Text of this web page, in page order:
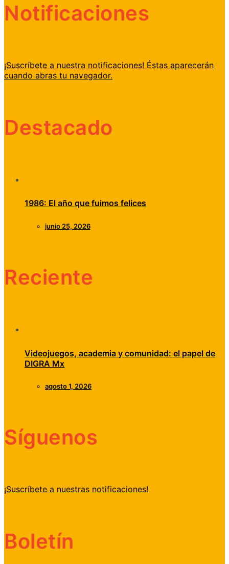
Notificaciones
¡Suscríbete a nuestra notificaciones! Éstas aparecerán
cuando abras tu navegador.
Destacado
1986: El año que fuimos felices
junio 25, 2026
Reciente
Videojuegos, academia y comunidad: el papel de
DIGRA Mx
agosto 1, 2026
Síguenos
¡Suscríbete a nuestras notificaciones!
Boletín